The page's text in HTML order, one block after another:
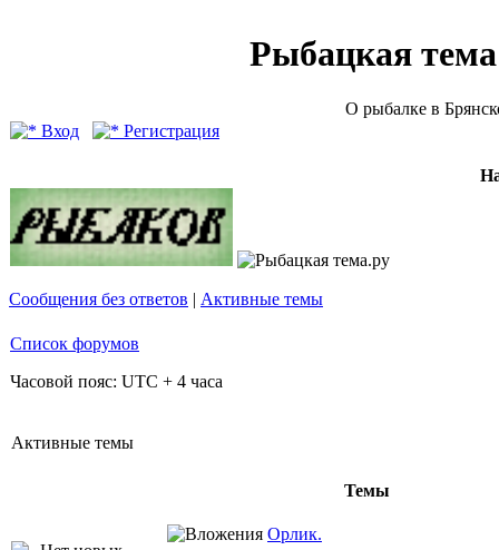
Рыбацкая
О рыбалке в
Вход
Регистрация
Сообщения без ответов | Активные темы
Список форумов
Часовой пояс: UTC + 4 часа
Активные темы
Темы
Орлик.